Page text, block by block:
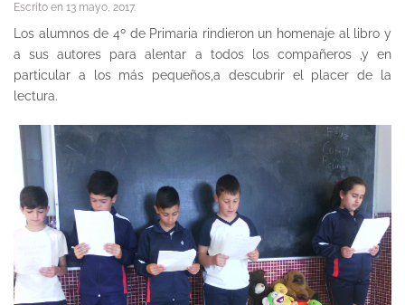
Escrito en 13 mayo, 2017.
Los alumnos de 4º de Primaria rindieron un homenaje al libro y
a sus autores para alentar a todos los compañeros ,y en
particular a los más pequeños,a descubrir el placer de la
lectura.